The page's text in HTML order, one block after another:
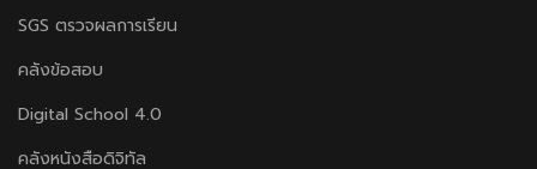
SGS ตรวจผลการเรียน
คลังข้อสอบ
Digital School 4.0
คลังหนังสือดิจิทัล